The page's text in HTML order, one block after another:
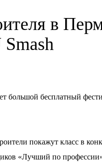
в
Smash
большой бесплатный
покажут класс в
«Лучший по